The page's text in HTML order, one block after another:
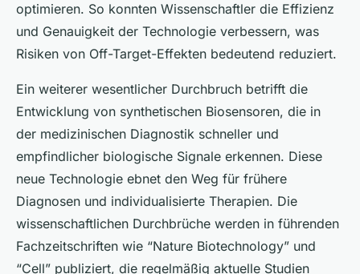
optimieren. So konnten Wissenschaftler die Effizienz
und Genauigkeit der Technologie verbessern, was
Risiken von Off-Target-Effekten bedeutend reduziert.
Ein weiterer wesentlicher Durchbruch betrifft die
Entwicklung von synthetischen Biosensoren, die in
der medizinischen Diagnostik schneller und
empfindlicher biologische Signale erkennen. Diese
neue Technologie ebnet den Weg für frühere
Diagnosen und individualisierte Therapien. Die
wissenschaftlichen Durchbrüche werden in führenden
Fachzeitschriften wie “Nature Biotechnology” und
“Cell” publiziert, die regelmäßig aktuelle Studien